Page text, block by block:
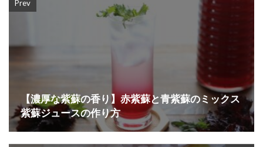
Prev
【濃厚な紫蘇の香り】赤紫蘇と青紫蘇のミックス
紫蘇ジュースの作り方